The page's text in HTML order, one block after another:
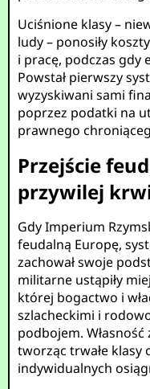
Uciśnione klasy –
ludy – ponosiły
i pracę, podczas gdy
Powstał pierwszy
wyzyskiwani sami
poprzez podatki na
prawnego
Przejście
przywilej
Gdy Imperium
feudalną Europę,
zachował swoje
militarne ustąpiły
której bogactwo i
szlacheckimi i
podbojem. Własność
tworząc trwałe klasy
indywidualnych